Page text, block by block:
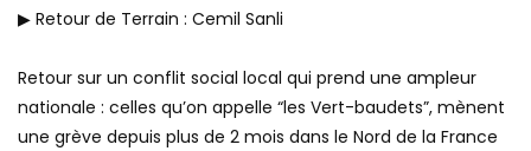
▶ Retour de Terrain : Cemil Sanli
Retour sur un conflit social local qui prend une ampleur
nationale : celles qu’on appelle “les Vert-baudets”, mènent
une grève depuis plus de 2 mois dans le Nord de la France